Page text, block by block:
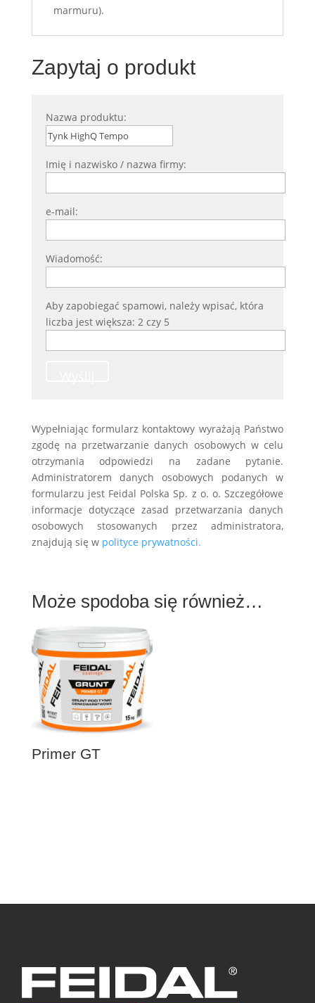
marmuru).
Zapytaj o produkt
Nazwa produktu:
Imię i nazwisko / nazwa firmy:
e-mail:
Wiadomość:
Aby zapobiegać spamowi, należy wpisać, która
liczba jest większa: 2 czy 5
Wypełniając formularz kontaktowy wyrażają Państwo
zgodę na przetwarzanie danych osobowych w celu
otrzymania odpowiedzi na zadane pytanie.
Administratorem danych osobowych podanych w
formularzu jest Feidal Polska Sp. z o. o. Szczegółowe
informacje dotyczące zasad przetwarzania danych
osobowych stosowanych przez administratora,
znajdują się w polityce prywatności.
Może spodoba się również…
Primer GT